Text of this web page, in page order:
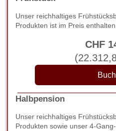
Unser reichhaltiges
Produkten ist im Preis enthalten.
CHF
(22.312
Halbpension
Unser reichhaltiges
Produkten sowie unser 4-